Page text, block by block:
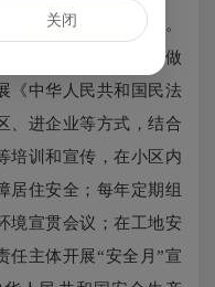
全面开展普法工作。
物业小区、结对社区做
《中华人民共和国民法
、进企业等方式，结合
培训和宣传，在小区内
居住安全；每年定期组
境宣贯会议；在工地安
任主体开展“安全月”宣
关闭